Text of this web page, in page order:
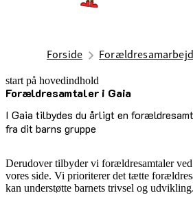
Forside
start på hovedindhold
Forældresamtaler i Gaia
I Gaia tilbydes du årligt en
fra dit barns gruppe
senest opdateret 1. juli 2025
Derudover tilbyder vi forældresamtaler
vores side. Vi prioriterer det tætte
kan understøtte barnets trivsel og udvikling.